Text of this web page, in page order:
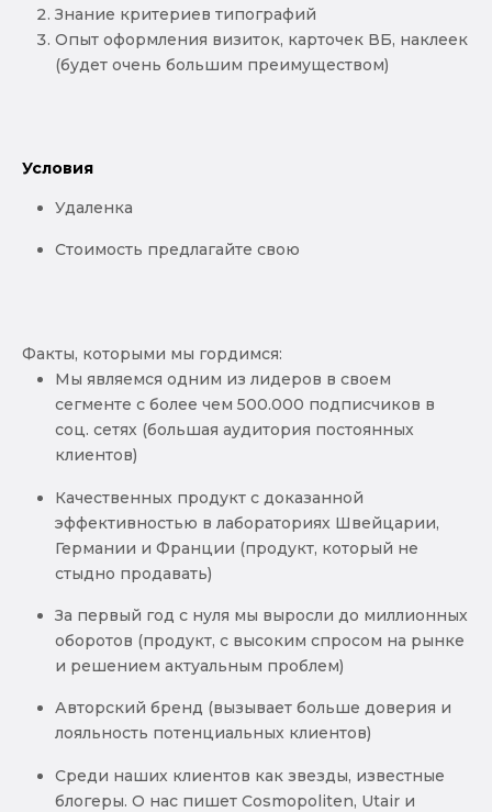
Знание критериев типографий
Опыт оформления визиток, карточек ВБ, наклеек
(будет очень большим преимуществом)
Условия
Удаленка
Стоимость предлагайте свою
Факты, которыми мы гордимся:
Мы являемся одним из лидеров в своем
сегменте с более чем 500.000 подписчиков в
соц. сетях (большая аудитория постоянных
клиентов)
Качественных продукт с доказанной
эффективностью в лабораториях Швейцарии,
Германии и Франции (продукт, который не
стыдно продавать)
За первый год с нуля мы выросли до миллионных
оборотов (продукт, с высоким спросом на рынке
и решением актуальным проблем)
Авторский бренд (вызывает больше доверия и
лояльность потенциальных клиентов)
Среди наших клиентов как звезды, известные
блогеры. О нас пишет Cosmopoliten, Utair и